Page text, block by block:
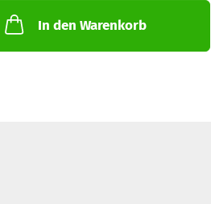
In den Warenkorb